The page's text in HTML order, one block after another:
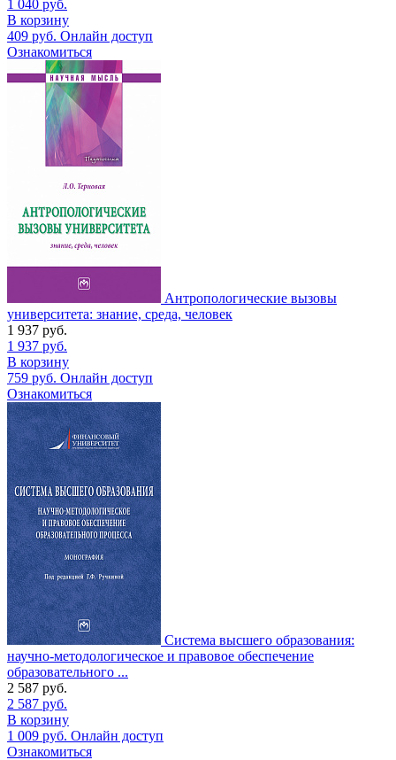
1 040 руб.
В корзину
409 руб. Онлайн доступ
Ознакомиться
Антропологические вызовы
университета: знание, среда, человек
1 937 руб.
1 937 руб.
В корзину
759 руб. Онлайн доступ
Ознакомиться
Система высшего образования:
научно-методологическое и правовое обеспечение
образовательного ...
2 587 руб.
2 587 руб.
В корзину
1 009 руб. Онлайн доступ
Ознакомиться